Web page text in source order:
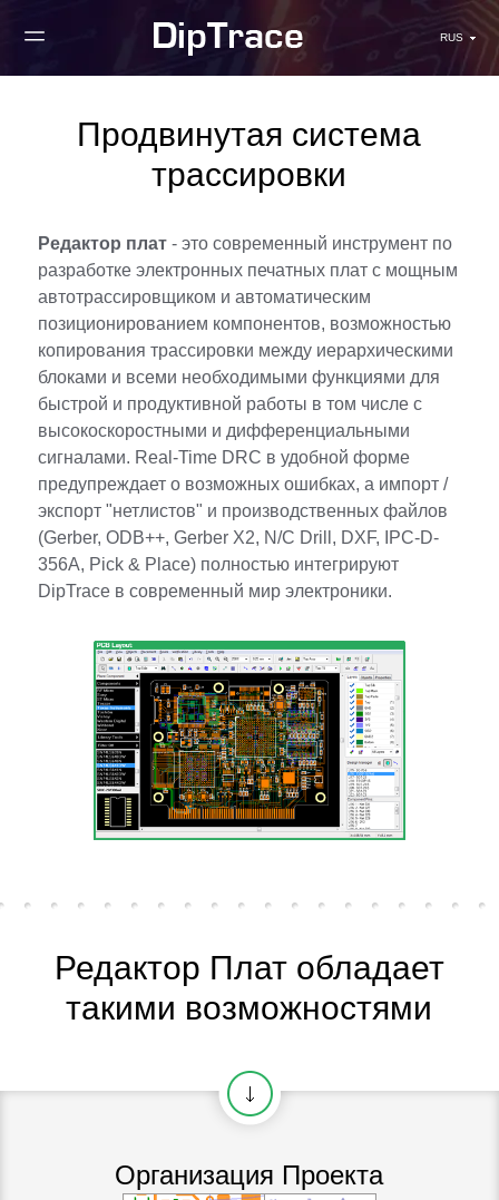
RUS
Продвинутая система
трассировки
Редактор плат - это современный инструмент по
разработке электронных печатных плат с мощным
автотрассировщиком и автоматическим
позиционированием компонентов, возможностью
копирования трассировки между иерархическими
блоками и всеми необходимыми функциями для
быстрой и продуктивной работы в том числе с
высокоскоростными и дифференциальными
сигналами. Real-Time DRC в удобной форме
предупреждает о возможных ошибках, а импорт /
экспорт "нетлистов" и производственных файлов
(Gerber, ODB++, Gerber X2, N/C Drill, DXF, IPC-D-
356A, Pick & Place) полностью интегрируют
DipTrace в современный мир электроники.
Редактор Плат обладает
такими возможностями
Организация Проекта